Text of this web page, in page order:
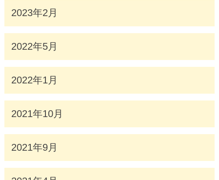
2023年2月
2022年5月
2022年1月
2021年10月
2021年9月